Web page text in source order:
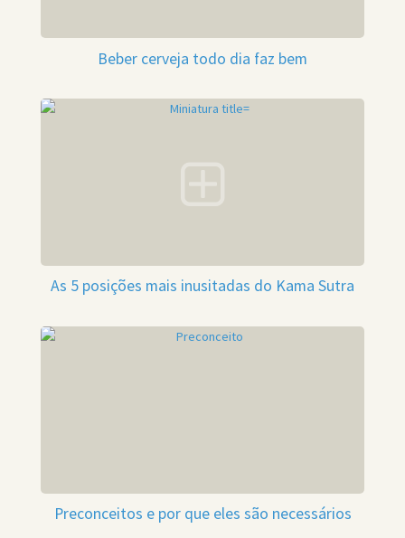
Beber cerveja todo dia faz bem
As 5 posições mais inusitadas do Kama Sutra
Preconceitos e por que eles são necessários